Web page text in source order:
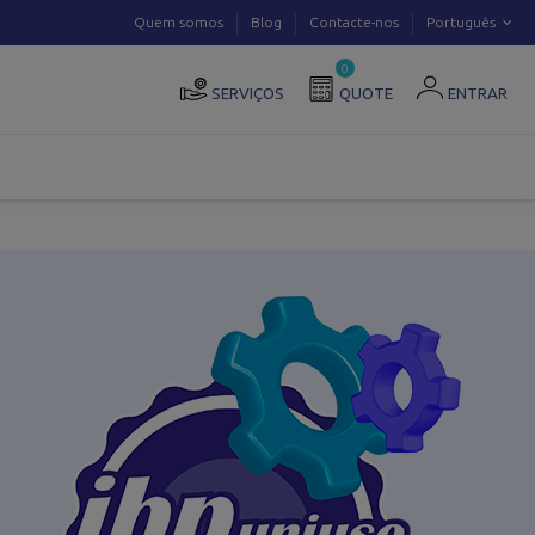
Quem somos Blog Contacte-nos Português
SERVIÇOS QUOTE
0
ENTRAR